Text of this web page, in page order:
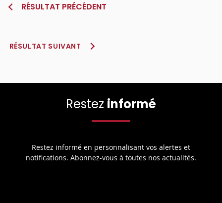
RÉSULTAT PRÉCÉDENT
RÉSULTAT SUIVANT
Restez informé
Restez informé en personnalisant vos alertes et
notifications. Abonnez-vous à toutes nos actualités.